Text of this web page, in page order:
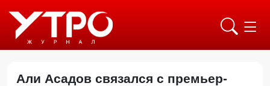
Али Асадов связался с премьер-